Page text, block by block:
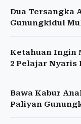
Dua Tersangka
Gunungkidul
Ketahuan Ingin
2 Pelajar Nyaris
Bawa Kabur
Paliyan